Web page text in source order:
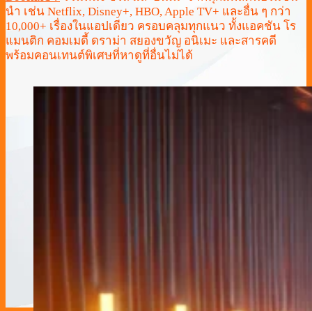
นำ เช่น Netflix, Disney+, HBO, Apple TV+ และอื่น ๆ กว่า
10,000+ เรื่องในแอปเดียว ครอบคลุมทุกแนว ทั้งแอคชัน โร
แมนติก คอมเมดี้ ดราม่า สยองขวัญ อนิเมะ และสารคดี
พร้อมคอนเทนต์พิเศษที่หาดูที่อื่นไม่ได้